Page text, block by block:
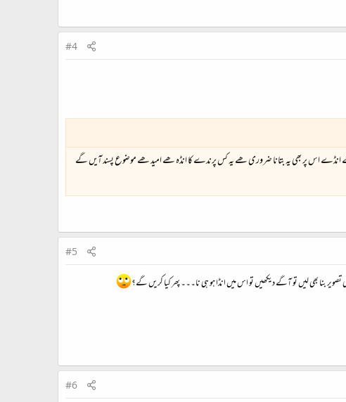
#4
انڈے اس پر بھی یہ بتانا ضروری ھے یہ کس پرندے کا انڈہ ھے امید ھے موضوع پسند آیں گے
#5
بنا بھی لیں تو آگے دیکھیں تو اس میں انڈا ہو ہی نا۔۔۔ پھر کیا کریں گے؟
#6